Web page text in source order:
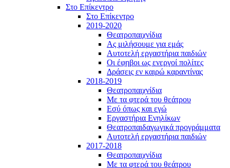
Στο Επίκεντρο
Στο Επίκεντρο
2019-2020
Θεατροπαιχνίδια
Ας μιλήσουμε για εμάς
Αυτοτελή εργαστήρια παιδιών
Οι έφηβοι ως ενεργοί πολίτες
Δράσεις εν καιρώ καραντίνας
2018-2019
Θεατροπαιχνίδια
Με τα φτερά του θεάτρου
Εσύ όπως και εγώ
Εργαστήρια Ενηλίκων
Θεατροπαιδαγωγικά προγράμματα
Αυτοτελή εργαστήρια παιδιών
2017-2018
Θεατροπαιχνίδια
Με τα φτερά του θεάτρου